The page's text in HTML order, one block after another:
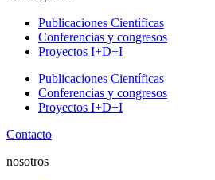
Publicaciones Científicas
Conferencias y congresos
Proyectos I+D+I
Publicaciones Científicas
Conferencias y congresos
Proyectos I+D+I
Contacto
nosotros